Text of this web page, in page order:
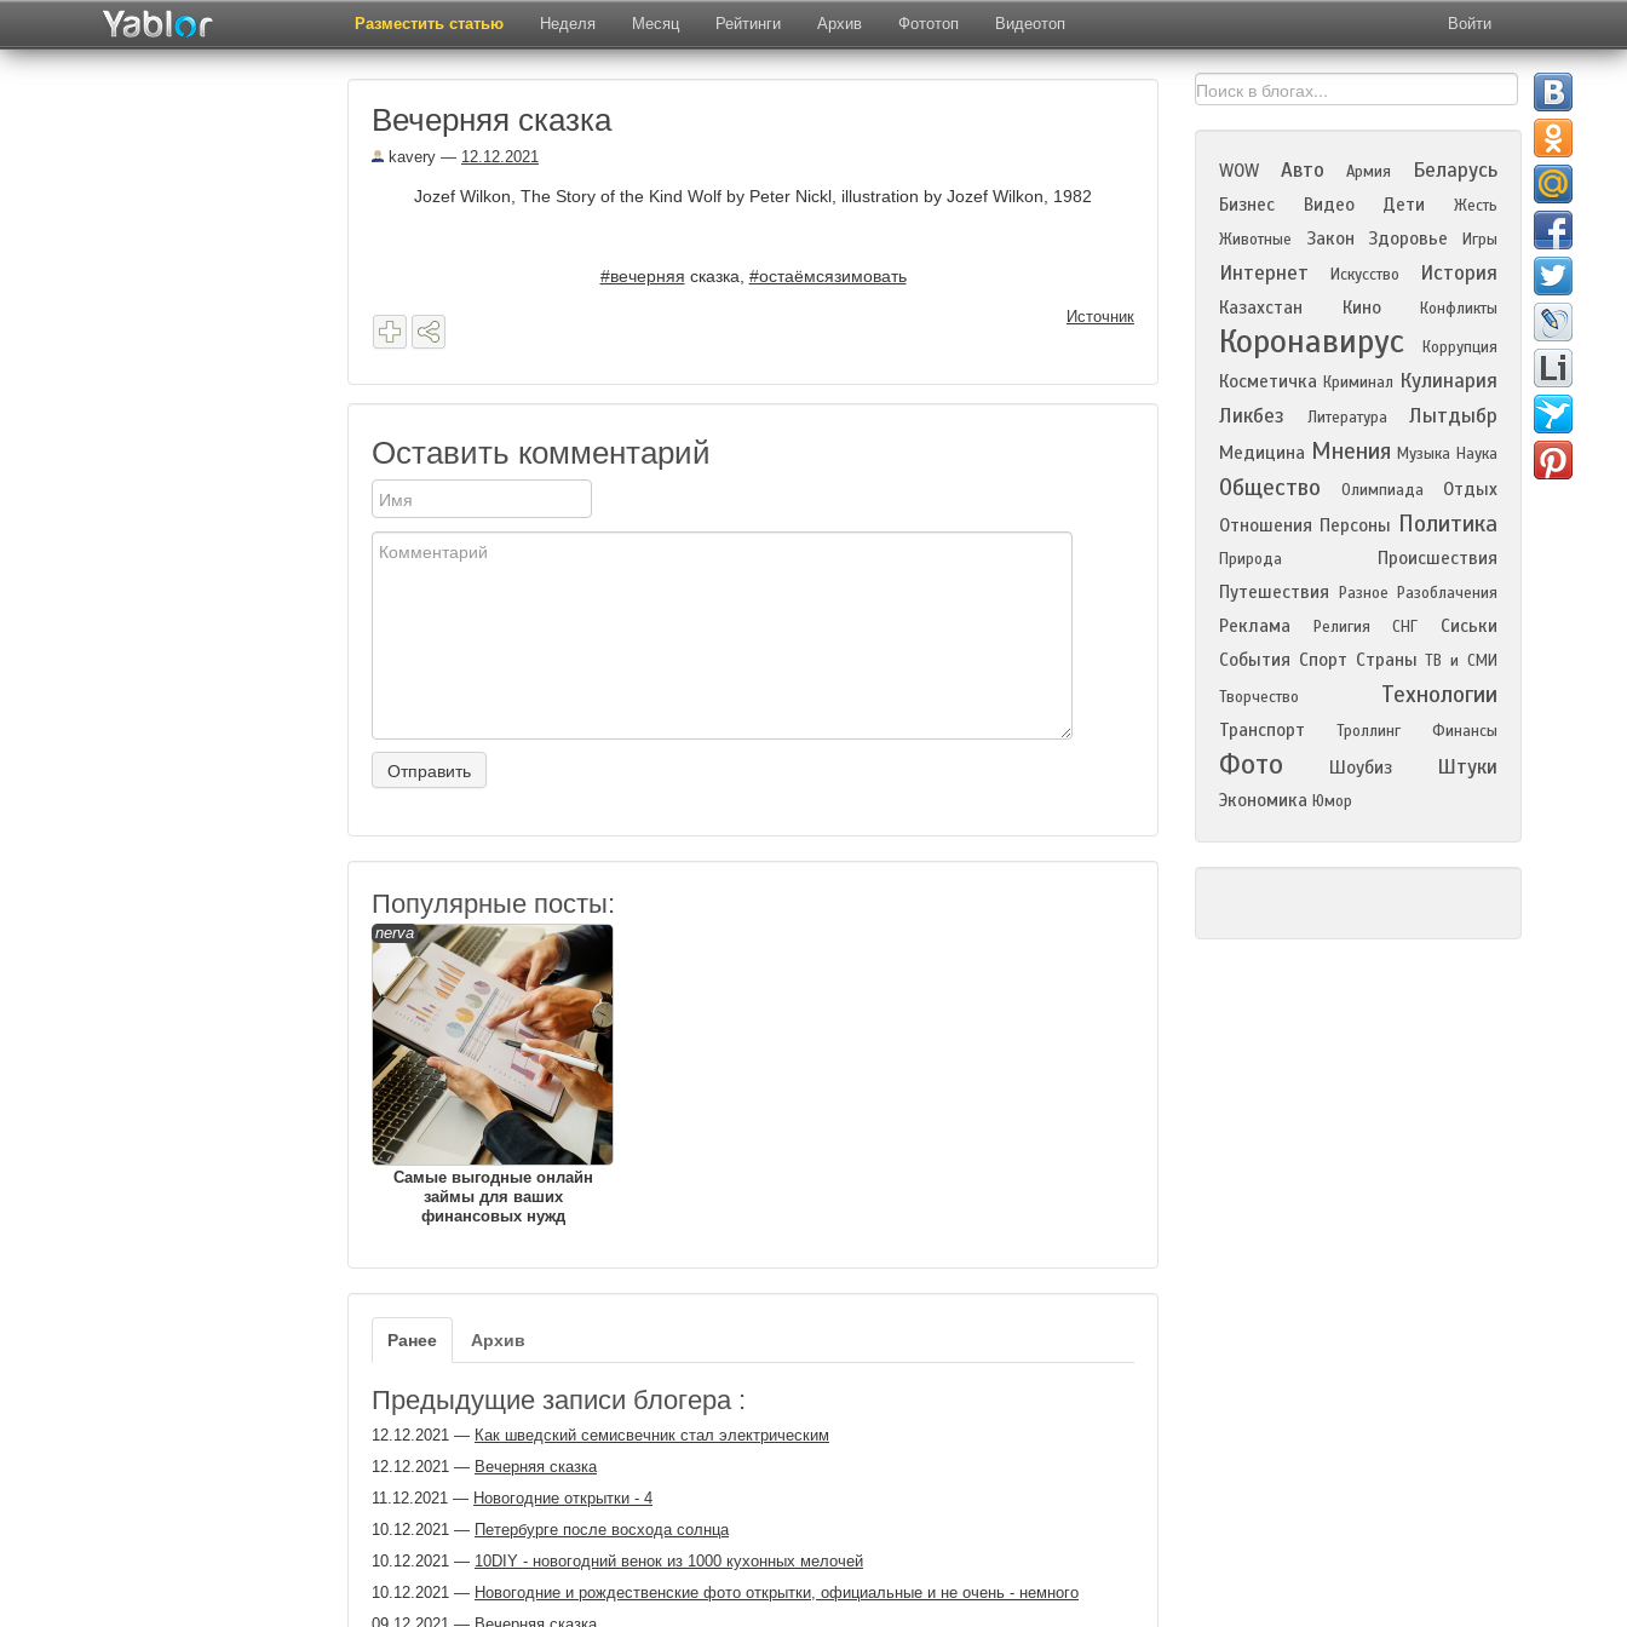
Разместить статью Неделя Месяц Рейтинги Архив Фототоп Видеотоп Войти
Вечерняя сказка
kavery — 12.12.2021
Jozef Wilkon, The Story of the Kind Wolf by Peter Nickl, illustration by Jozef Wilkon, 1982
#вечерняя сказка, #остаёмсязимовать
Источник
Оставить комментарий
Популярные посты:
nerva
Самые выгодные онлайн
займы для ваших
финансовых нужд
Ранее Архив
Предыдущие записи блогера :
12.12.2021 — Как шведский семисвечник стал электрическим
12.12.2021 — Вечерняя сказка
11.12.2021 — Новогодние открытки - 4
10.12.2021 — Петербурге после восхода солнца
10.12.2021 — 10DIY - новогодний венок из 1000 кухонных мелочей
10.12.2021 — Новогодние и рождественские фото открытки, официальные и не очень - немного
WOW Авто Армия Беларусь
Бизнес Видео Дети
Жесть
Животные
Закон Здоровье Игры
Интернет Искусство История
Казахстан Кино Конфликты
Коронавирус Коррупция
Косметичка Криминал Кулинария
Ликбез
Литература Лытдыбр
Медицина Мнения Музыка Наука
Общество Олимпиада
Отдых
Отношения Персоны Политика
Природа
Происшествия
Путешествия
Разное Разоблачения
Реклама Религия СНГ
Сиськи
События Спорт Страны ТВ и СМИ
Творчество
Технологии
Транспорт Троллинг Финансы
Фото Шоубиз Штуки
Экономика Юмор